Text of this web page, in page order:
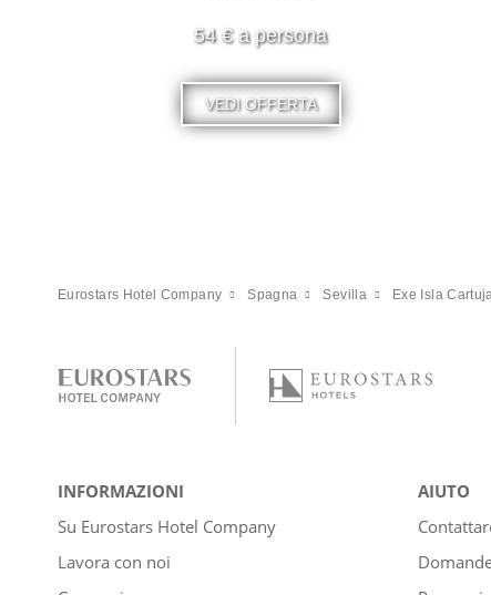
54 € a persona
VEDI OFFERTA
Eurostars Hotel Company Spagna Sevilla Exe Isla Cartuja
INFORMAZIONI
Su Eurostars Hotel Company
Lavora con noi
AIUTO